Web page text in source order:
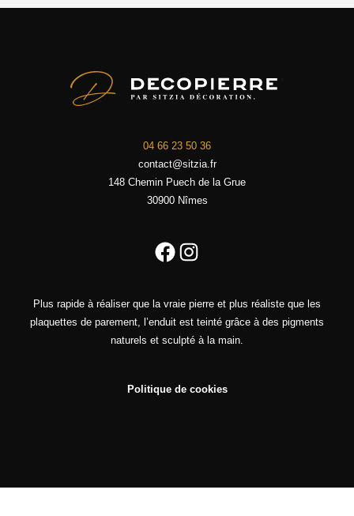
04 66 23 50 36
contact@sitzia.fr
148 Chemin Puech de la Grue
30900 Nîmes
Facebook
Instagram
Plus rapide à réaliser que la vraie pierre et plus réaliste que les
plaquettes de parement, l’enduit est teinté grâce à des pigments
naturels et sculpté à la main.
Politique de cookies